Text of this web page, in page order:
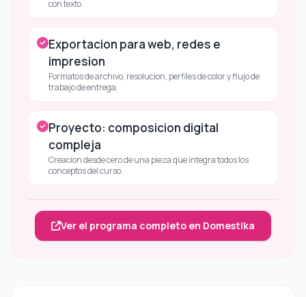
con texto.
Exportacion para web, redes e
impresion
Formatos de archivo, resolucion, perfiles de color y flujo de
trabajo de entrega.
Proyecto: composicion digital
compleja
Creacion desde cero de una pieza que integra todos los
conceptos del curso.
Ver el programa completo en Domestika